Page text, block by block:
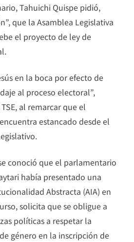
Tahuichi Quispe pidió,
que la Asamblea Legislativa
el proyecto de ley de
en la boca por efecto de
al proceso electoral”,
al remarcar que el
estancado desde el
conoció que el parlamentario
había presentado una
Abstracta (AIA) en
solicita que se obligue a
políticas a respetar la
género en la inscripción de